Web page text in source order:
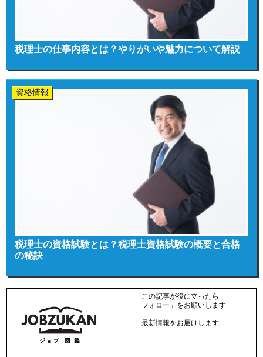
税理士の仕事内容とは？やりがいや魅力について解説
資格情報
税理士の資格試験とは？税理士資格試験の概要と合格
の秘訣
この記事が役に立ったら
「フォロー」をお願いします
最新情報をお届けします